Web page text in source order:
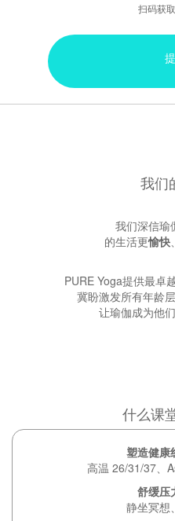
扫码获
我们
我们深信瑜
的生活更愉快
PURE Yoga提供最卓
冀盼激发所有年龄
让瑜伽成为他
什么课
塑造健康
高温 26/31/37、
舒缓压
静坐冥想